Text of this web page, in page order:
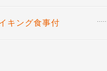
キング食事付